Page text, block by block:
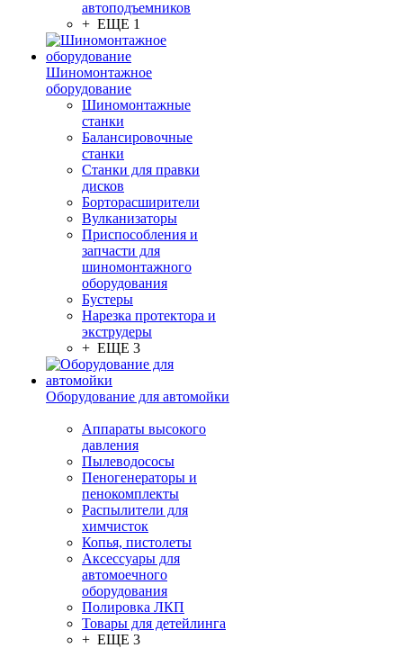
автоподъемников
+ ЕЩЕ 1
Шиномонтажное
оборудование
Шиномонтажные
станки
Балансировочные
станки
Станки для правки
дисков
Борторасширители
Вулканизаторы
Приспособления и
запчасти для
шиномонтажного
оборудования
Бустеры
Нарезка протектора и
экструдеры
+ ЕЩЕ 3
Оборудование для автомойки
Аппараты высокого
давления
Пылеводососы
Пеногенераторы и
пенокомплекты
Распылители для
химчисток
Копья, пистолеты
Аксессуары для
автомоечного
оборудования
Полировка ЛКП
Товары для детейлинга
+ ЕЩЕ 3